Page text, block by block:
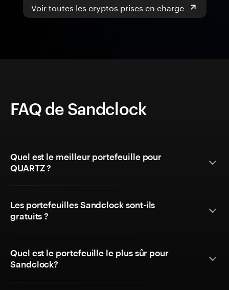
Voir toutes les cryptos prises en charge
FAQ de Sandclock
Quel est le meilleur portefeuille pour
QUARTZ ?
Les portefeuilles Sandclock sont-ils
gratuits ?
Quel est le portefeuille le plus sûr pour
Sandclock?